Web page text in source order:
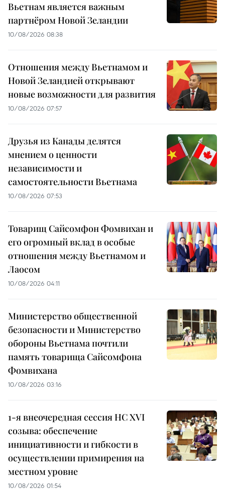
Вьетнам является важным
партнёром Новой Зеландии
10/08/2026 08:38
Отношения между Вьетнамом и
Новой Зеландией открывают
новые возможности для развития
10/08/2026 07:57
Друзья из Канады делятся
мнением о ценности
независимости и
самостоятельности Вьетнама
10/08/2026 07:53
Товарищ Сайсомфон Фомвихан и
его огромный вклад в особые
отношения между Вьетнамом и
Лаосом
10/08/2026 04:11
Министерство общественной
безопасности и Министерство
обороны Вьетнама почтили
память товарища Сайсомфона
Фомвихана
10/08/2026 03:16
1-я внеочередная сессия НС XVI
созыва: обеспечение
инициативности и гибкости в
осуществлении примирения на
местном уровне
10/08/2026 01:54